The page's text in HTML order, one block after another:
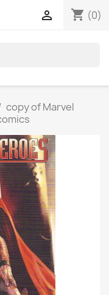
shopping_cart (0)

copy of Marvel